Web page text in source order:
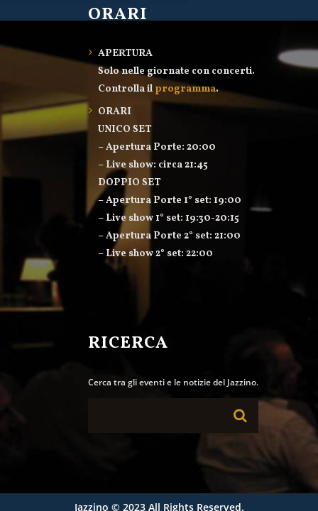
ORARI
APERTURA
Solo nelle giornate con concerti.
Controlla il programma.
ORARI
UNICO SET
– Apertura Porte: 20:00
– Live show: circa 21:45
DOPPIO SET
– Apertura Porte 1° set: 19:00
– Live show 1° set: 19:30-20:15
– Apertura Porte 2° set: 21:00
– Live show 2° set: 22:00
RICERCA
Cerca tra gli eventi e le notizie del Jazzino.
Jazzino © 2023 All Rights Reserved.